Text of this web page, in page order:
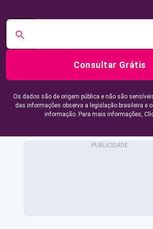
Consultar Grátis
Os dados são de origem pública e não são
das informações observa a legislação brasileira e
informação. Para mais informações,